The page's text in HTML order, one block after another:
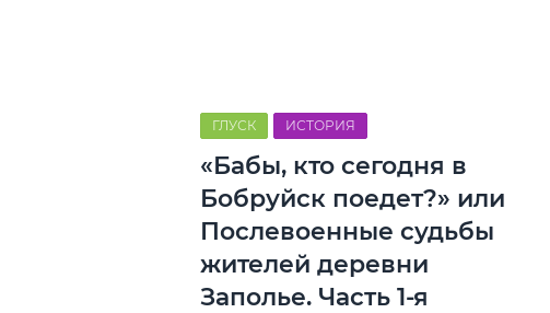
ГЛУСК ИСТОРИЯ
«Бабы, кто сегодня в
Бобруйск поедет?» или
Послевоенные судьбы
жителей деревни
Заполье. Часть 1-я